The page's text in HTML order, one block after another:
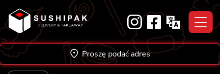
content
Proszę podać adres